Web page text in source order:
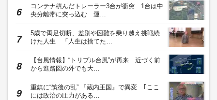
コンテナ積んだトレーラー3台が衝突 1台は中
央分離帯に突っ込む 運…
5歳で両足切断、差別や困難を乗り越え挑戦続
けた人生 「人生は捨てた…
【台風情報】“トリプル台風”が再来 近づく前
から進路図の外でも大…
重鎮に“筑後の乱” 『蔵内王国』で異変 ｢ここ
には政治の圧力がある…